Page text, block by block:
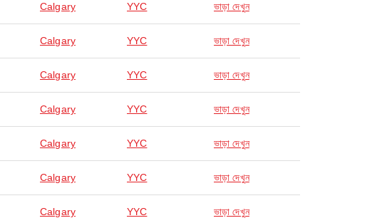
Calgary YYC ভাড়া দেখুন
Calgary YYC ভাড়া দেখুন
Calgary YYC ভাড়া দেখুন
Calgary YYC ভাড়া দেখুন
Calgary YYC ভাড়া দেখুন
Calgary YYC ভাড়া দেখুন
Calgary YYC ভাড়া দেখুন